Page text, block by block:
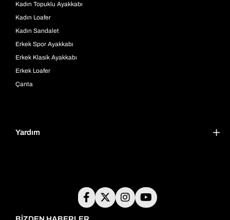
Kadın Topuklu Ayakkabı
Kadın Loafer
Kadın Sandalet
Erkek Spor Ayakkabı
Erkek Klasik Ayakkabı
Erkek Loafer
Çanta
Yardım